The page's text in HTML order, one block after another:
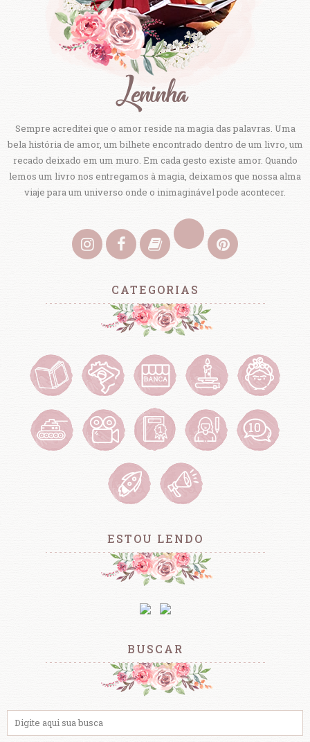
Sempre acreditei que o amor reside na magia das palavras. Uma
bela história de amor, um bilhete encontrado dentro de um livro, um
recado deixado em um muro. Em cada gesto existe amor. Quando
lemos um livro nos entregamos à magia, deixamos que nossa alma
viaje para um universo onde o inimaginável pode acontecer.
CATEGORIAS
ESTOU LENDO
BUSCAR